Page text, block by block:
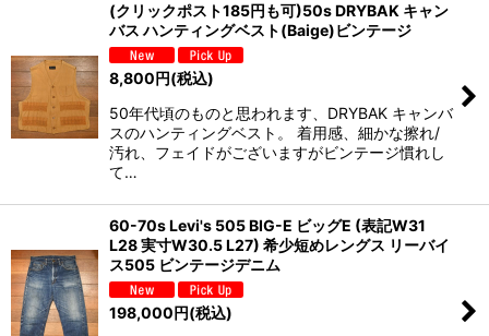
(クリックポスト185円も可)50s DRYBAK キャン
バス ハンティングベスト(Baige)ビンテージ
8,800円(税込)
50年代頃のものと思われます、DRYBAK キャンバ
スのハンティングベスト。 着用感、細かな擦れ/
汚れ、フェイドがございますがビンテージ慣れし
て…
60-70s Levi's 505 BIG-E ビッグE (表記W31
L28 実寸W30.5 L27) 希少短めレングス リーバイ
ス505 ビンテージデニム
198,000円(税込)